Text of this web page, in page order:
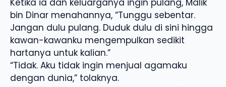
bin Dinar menahannya, “Tunggu sebentar.
Jangan dulu pulang. Duduk dulu di sini hingga
kawan-kawanku mengempulkan sedikit
hartanya untuk kalian.”
“Tidak. Aku tidak ingin menjual agamaku
dengan dunia,” tolaknya.